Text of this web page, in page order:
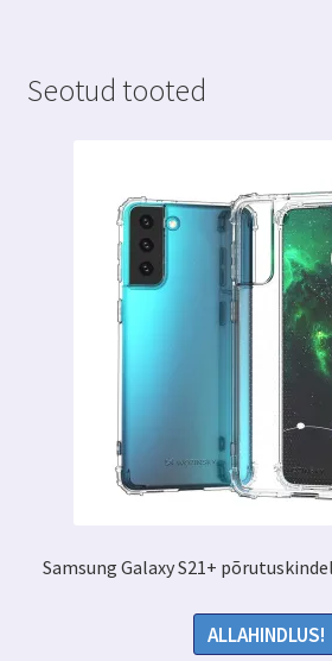
Seotud tooted
Samsung Galaxy S21+
ALLAHINDLUS!